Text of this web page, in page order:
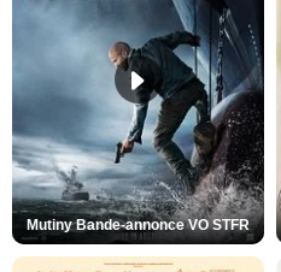
Mutiny Bande-annonce VO STFR